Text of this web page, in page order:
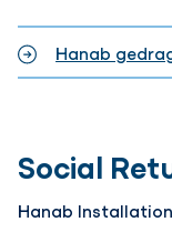
Hanab
Social
Hanab